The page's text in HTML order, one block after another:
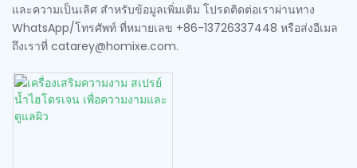
และความเป็นเลิศ สำหรับข้อมูลเพิ่มเติม โปรดติดต่อเราผ่านทาง
WhatsApp/โทรศัพท์ ที่หมายเลข +86-13726337448 หรือส่งอีเมล
ถึงเราที่ catarey@homixe.com.